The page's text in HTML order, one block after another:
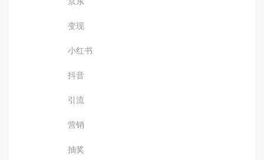
变现
小红书
抖音
引流
营销
抽奖